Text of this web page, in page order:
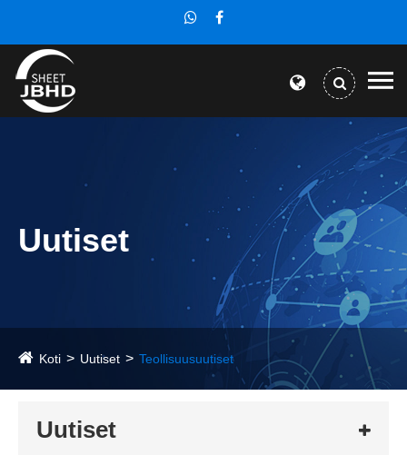
Uutiset
Koti Uutiset Teollisuusuutiset
Uutiset